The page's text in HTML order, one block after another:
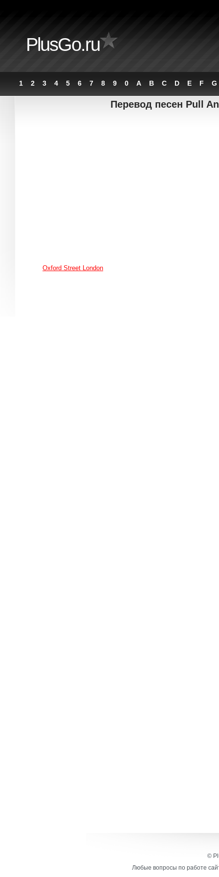
PlusGo.ru
1 2 3 4 5 6 7 8 9 0 A B C D E F G
Перевод песен Pull
Oxford Street London
©
Любые вопросы по работе